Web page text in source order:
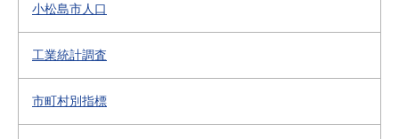
小松島市人口
工業統計調査
市町村別指標